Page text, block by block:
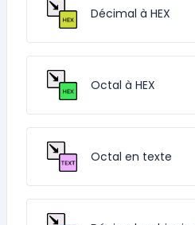
Décimal à HEX
Octal à HEX
Octal en texte